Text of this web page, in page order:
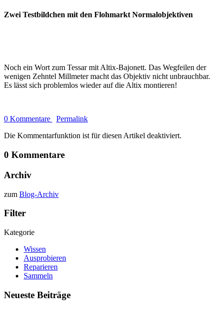
Zwei Testbildchen mit den Flohmarkt Normalobjektiven
Noch ein Wort zum Tessar mit Altix-Bajonett. Das Wegfeilen der
wenigen Zehntel Millmeter macht das Objektiv nicht unbrauchbar.
Es lässt sich problemlos wieder auf die Altix montieren!
0 Kommentare
Permalink
Die Kommentarfunktion ist für diesen Artikel deaktiviert.
0 Kommentare
Archiv
zum Blog-Archiv
Filter
Kategorie
Wissen
Ausprobieren
Reparieren
Sammeln
Neueste Beiträge